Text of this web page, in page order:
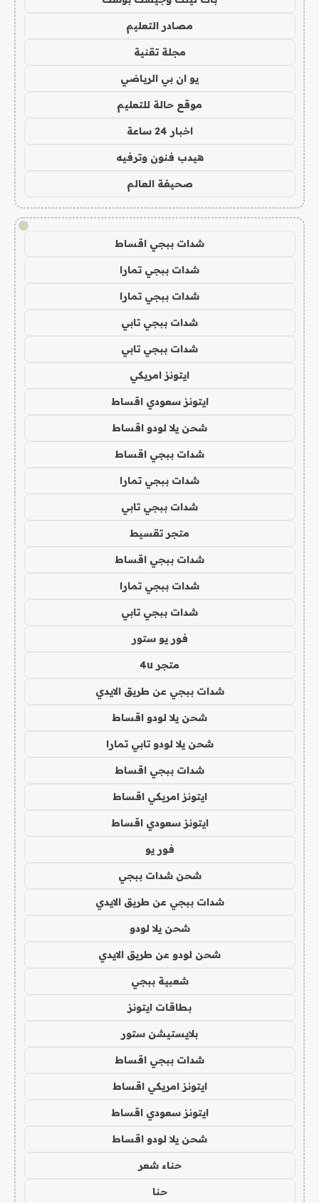
مصادر التعليم
مجلة تقنية
يو ان بي الرياضي
موقع حالة للتعليم
اخبار 24 ساعة
هيدب فنون وترفيه
صحيفة العالم
!
شدات ببجي اقساط
شدات ببجي تمارا
شدات ببجي تمارا
شدات ببجي تابي
شدات ببجي تابي
ايتونز امريكي
ايتونز سعودي اقساط
شحن يلا لودو اقساط
شدات ببجي اقساط
شدات ببجي تمارا
شدات ببجي تابي
متجر تقسيط
شدات ببجي اقساط
شدات ببجي تمارا
شدات ببجي تابي
فور يو ستور
متجر 4u
شدات ببجي عن طريق الايدي
شحن يلا لودو اقساط
شحن يلا لودو تابي تمارا
شدات ببجي اقساط
ايتونز امريكي اقساط
ايتونز سعودي اقساط
فور يو
شحن شدات ببجي
شدات ببجي عن طريق الايدي
شحن يلا لودو
شحن لودو عن طريق الايدي
شعبية ببجي
بطاقات ايتونز
بلايستيشن ستور
شدات ببجي اقساط
ايتونز امريكي اقساط
ايتونز سعودي اقساط
شحن يلا لودو اقساط
حناء شعر
حنا